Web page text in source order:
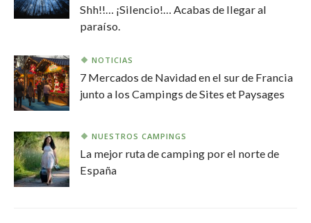
Shh!!… ¡Silencio!… Acabas de llegar al
paraíso.
NOTICIAS
7 Mercados de Navidad en el sur de Francia
junto a los Campings de Sites et Paysages
NUESTROS CAMPINGS
La mejor ruta de camping por el norte de
España